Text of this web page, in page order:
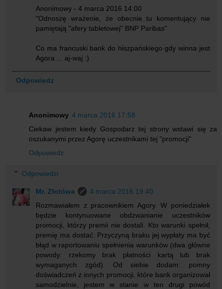
Anonimowy - 4 marca 2016 14:00
"Odnoszę wrażenie, że obecnie tu komentujący nie
pamiętają "afery tabletowej" BNP Paribas"
Co ma francuski bank do hiszpańskiego gdy winna jest
Agora ... aj-waj :)
Odpowiedz
Anonimowy 4 marca 2016 17:58
Ciekaw jestem kiedy Gospodarz tej strony wstawi się za
oszukanymi przez Agorę uczestnikami tej "promocji"
Odpowiedz
Odpowiedzi
Mr. Złotówa
4 marca 2016 19:40
Rozmawiałem z pracownikiem Agory. W poniedziałek
będzie kontynuowane obdzwanianie uczestników
promocji, którzy premii nie dostali. Kto warunki spełnił,
premię ma dostać. Przyczyną braku jej wypłaty ma być
błąd w raportowaniu spełnienia warunków (dwa główne
powody: rzekomy brak płatności kartą lub brak
wymaganych zgód). Od siebie dodam: pomny
doświadczeń z innych promocji, które bank organizował
samodzielnie, jestem w stanie w ten drugi powód